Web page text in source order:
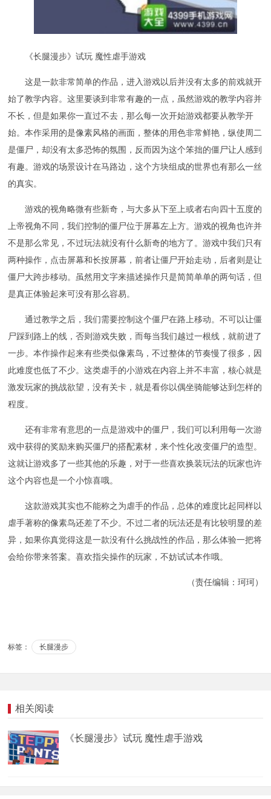
《长腿漫步》试玩 魔性虐手游戏
这是一款非常简单的作品，进入游戏以后并没有太多的前戏就开
始了教学内容。这里要谈到非常有趣的一点，虽然游戏的教学内容并
不长，但是如果你一直过不去，那么每一次开始游戏都要从教学开
始。本作采用的是像素风格的画面，整体的用色非常鲜艳，纵使周二
是僵尸，却没有太多恐怖的氛围，反而因为这个笨拙的僵尸让人感到
有趣。游戏的场景设计在马路边，这个方块组成的世界也有那么一丝
的真实。
游戏的视角略微有些新奇，与大多从下至上或者右向四十五度的
上帝视角不同，我们控制的僵尸位于屏幕左上方。游戏的视角也许并
不是那么常见，不过玩法就没有什么新奇的地方了。游戏中我们只有
两种操作，点击屏幕和长按屏幕，前者让僵尸开始走动，后者则是让
僵尸大跨步移动。虽然用文字来描述操作只是简简单单的两句话，但
是真正体验起来可没有那么容易。
通过教学之后，我们需要控制这个僵尸在路上移动。不可以让僵
尸踩到路上的线，否则游戏失败，而每当我们越过一根线，就前进了
一步。本作操作起来有些类似像素鸟，不过整体的节奏慢了很多，因
此难度也低了不少。这类虐手的小游戏在内容上并不丰富，核心就是
激发玩家的挑战欲望，没有关卡，就是看你以偶坐骑能够达到怎样的
程度。
还有非常有意思的一点是游戏中的僵尸，我们可以利用每一次游
戏中获得的奖励来购买僵尸的搭配素材，来个性化改变僵尸的造型。
这就让游戏多了一些其他的乐趣，对于一些喜欢换装玩法的玩家也许
这个内容也是一个小惊喜哦。
这款游戏其实也不能称之为虐手的作品，总体的难度比起同样以
虐手著称的像素鸟还差了不少。不过二者的玩法还是有比较明显的差
异，如果你真觉得这是一款没有什么挑战性的作品，那么体验一把将
会给你带来答案。喜欢指尖操作的玩家，不妨试试本作哦。
（责任编辑：珂珂）
标签： 长腿漫步
相关阅读
《长腿漫步》试玩 魔性虐手游戏